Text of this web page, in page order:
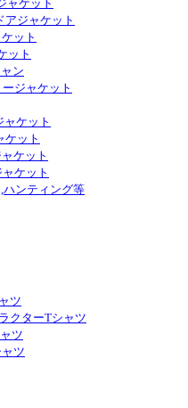
ャケット
アジャケット
ット
ット
ン
ジャケット
ャケット
ケット
ケット
ケット
ハンティング等
ツ
クターTシャツ
ツ
ツ